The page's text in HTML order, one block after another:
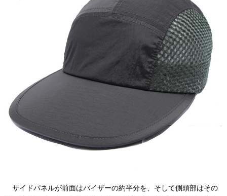
サイドパネルが前面はバイザーの約半分を、そして側頭部はその